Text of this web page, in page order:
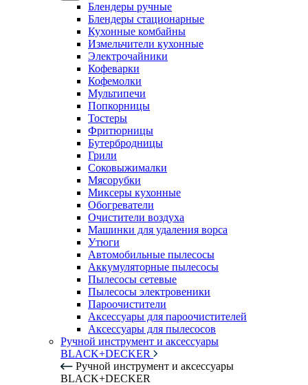
Блендеры ручные
Блендеры стационарные
Кухонные комбайны
Измельчители кухонные
Электрочайники
Кофеварки
Кофемолки
Мультипечи
Попкорницы
Тостеры
Фритюрницы
Бутербродницы
Грили
Соковыжималки
Мясорубки
Миксеры кухонные
Обогреватели
Очистители воздуха
Машинки для удаления ворса
Утюги
Автомобильные пылесосы
Аккумуляторные пылесосы
Пылесосы сетевые
Пылесосы электровеники
Пароочистители
Аксессуары для пароочистителей
Аксессуары для пылесосов
Ручной инструмент и аксессуары
BLACK+DECKER
Ручной инструмент и аксессуары
BLACK+DECKER